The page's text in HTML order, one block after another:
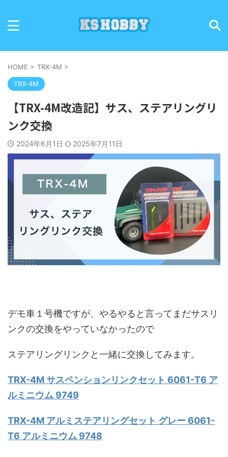
HOME > TRX-4M >
TRX-4M
【TRX-4M改造記】サス、ステアリングリ
ンク交換
2024年6月1日 2025年7月11日
デモ車１号機ですが、やるやると言ってまだサスリ
ンクの交換をやっていなかったので
ステアリングリンクと一緒に交換してみます。
TRX-4M サスペンションリンクセット 6061-T6 ア
ルミニウム 9749
TRX-4M アルミステアリングセット グレー 6061-
T6 アルミニウム 9748